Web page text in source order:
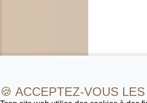
🍪 ACCEPTEZ-VOUS